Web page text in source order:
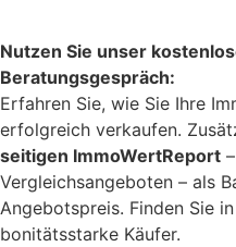
Nutzen Sie unser
Beratungsgespräch:
Erfahren Sie, wie Sie Ihre
erfolgreich verkaufen.
seitigen ImmoWertReport
Vergleichsangeboten – als
Angebotspreis. Finden Sie
bonitätsstarke Käufer.